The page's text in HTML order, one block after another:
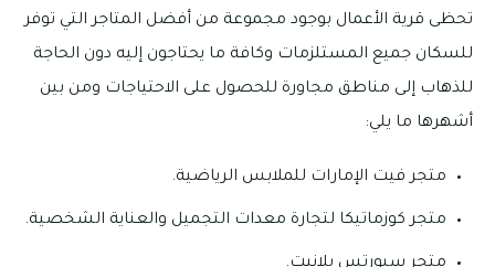
تحظى قرية الأعمال بوجود مجموعة من أفضل المتاجر التي توفر
للسكان جميع المستلزمات وكافة ما يحتاجون إليه دون الحاجة
للذهاب إلى مناطق مجاورة للحصول على الاحتياجات ومن بين
أشهرها ما يلي:
متجر فيت الإمارات للملابس الرياضية.
متجر كوزماتيكا لتجارة معدات التجميل والعناية الشخصية.
متجر سبورتس بلانيت.